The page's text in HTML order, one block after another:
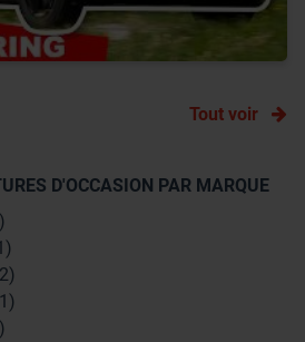
Tout voir
D'OCCASION PAR MARQUE